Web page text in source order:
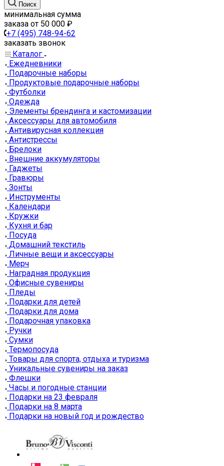
Поиск
минимальная сумма
заказа от 50 000 ₽
+7 (495) 748-94-62
заказать звонок
Каталог
Ежедневники
Подарочные наборы
Продуктовые подарочные наборы
Футболки
Одежда
Элементы брендинга и кастомизации
Аксессуары для автомобиля
Антивирусная коллекция
Антистрессы
Брелоки
Внешние аккумуляторы
Гаджеты
Гравюры
Зонты
Инструменты
Календари
Кружки
Кухня и бар
Посуда
Домашний текстиль
Личные вещи и аксессуары
Мерч
Наградная продукция
Офисные сувениры
Пледы
Подарки для детей
Подарки для дома
Подарочная упаковка
Ручки
Сумки
Термопосуда
Товары для спорта, отдыха и туризма
Уникальные сувениры на заказ
Флешки
Часы и погодные станции
Подарки на 23 февраля
Подарки на 8 марта
Подарки на новый год и рождество